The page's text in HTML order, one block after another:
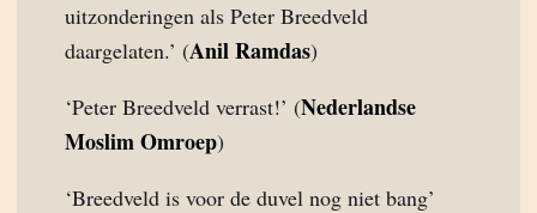
uitzonderingen als Peter Breedveld
daargelaten.’ (Anil Ramdas)
‘Peter Breedveld verrast!’ (Nederlandse
Moslim Omroep)
‘Breedveld is voor de duvel nog niet bang’